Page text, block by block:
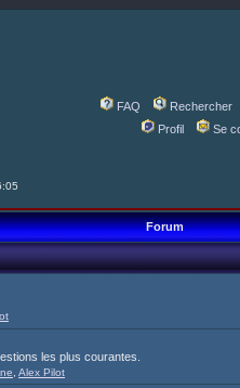
FAQ
Rechercher
Profil
Se
Forum
les plus courantes.
Alex Pilot